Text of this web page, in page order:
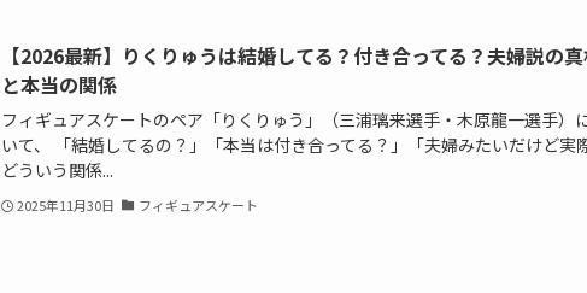
【2026最新】りくりゅうは結婚してる？付き合ってる？夫婦説の
と本当の関係
フィギュアスケートのペア「りくりゅう」（三浦璃来選手・木原龍一選手）
いて、 「結婚してるの？」「本当は付き合ってる？」「夫婦みたいだけど実
どういう関係...
2025年11月30日 フィギュアスケート